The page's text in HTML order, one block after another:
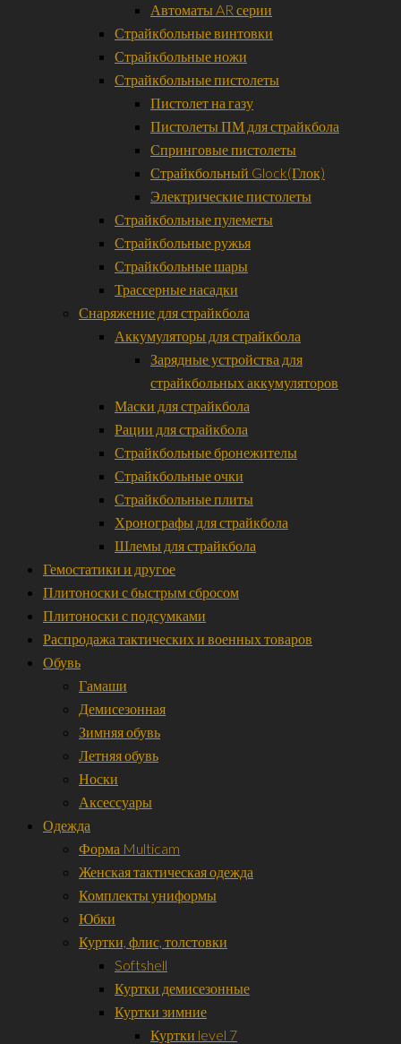
Автоматы AR серии
Страйкбольные винтовки
Страйкбольные ножи
Страйкбольные пистолеты
Пистолет на газу
Пистолеты ПМ для страйкбола
Спринговые пистолеты
Страйкбольный Glock(Глок)
Электрические пистолеты
Страйкбольные пулеметы
Страйкбольные ружья
Страйкбольные шары
Трассерные насадки
Снаряжение для страйкбола
Аккумуляторы для страйкбола
Зарядные устройства для
страйкбольных аккумуляторов
Маски для страйкбола
Рации для страйкбола
Страйкбольные бронежителы
Страйкбольные очки
Страйкбольные плиты
Хронографы для страйкбола
Шлемы для страйкбола
Гемостатики и другое
Плитоноски с быстрым сбросом
Плитоноски с подсумками
Распродажа тактических и военных товаров
Обувь
Гамаши
Демисезонная
Зимняя обувь
Летняя обувь
Носки
Аксессуары
Одежда
Форма Multicam
Женская тактическая одежда
Комплекты униформы
Юбки
Куртки, флис, толстовки
Softshell
Куртки демисезонные
Куртки зимние
Куртки level 7